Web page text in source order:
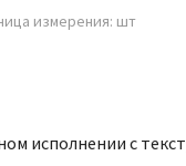
измерения: шт
исполнении с